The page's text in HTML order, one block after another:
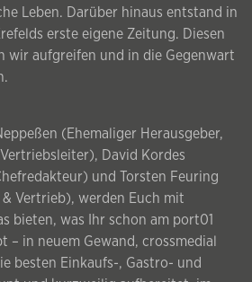
Leben. Darüber hinaus entstand in
erste eigene Zeitung. Diesen
wir aufgreifen und in die Gegenwart
(Ehemaliger Herausgeber,
David Kordes
und Torsten Feuring
Vertrieb), werden Euch mit
bieten, was Ihr schon am port01
– in neuem Gewand, crossmedial
besten Einkaufs-, Gastro- und